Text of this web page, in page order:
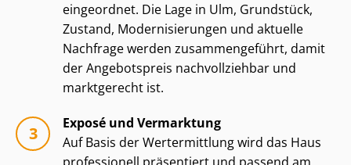
eingeordnet. Die Lage in Ulm, Grundstück,
Zustand, Mo­der­ni­sie­run­gen und aktuelle
Nachfrage werden zusammengeführt, damit
der Angebotspreis nachvollziehbar und
marktgerecht ist.
Exposé und Vermarktung
Auf Basis der Wertermittlung wird das Haus